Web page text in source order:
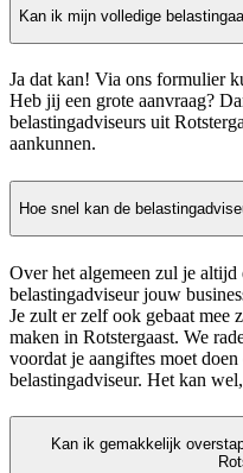
Kan ik mijn volledige
Ja dat kan! Via ons formulier
Heb jij een grote aanvraag?
belastingadviseurs uit
aankunnen.
Hoe snel kan de
Over het algemeen zul je
belastingadviseur jouw
Je zult er zelf ook gebaat mee
maken in Rotstergaast. We
voordat je aangiftes moet
belastingadviseur. Het kan
Kan ik gemakkelijk